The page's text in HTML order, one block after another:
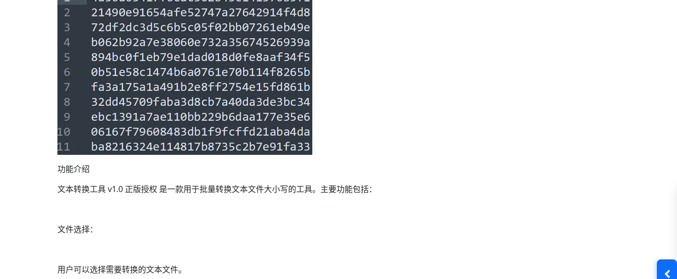
功能介绍
文本转换工具 v1.0 正版授权 是一款用于批量转换文本文件大小写的工具。主要功能包括：
文件选择：
用户可以选择需要转换的文本文件。